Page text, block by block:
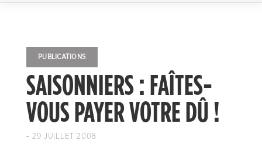
PUBLICATIONS
SAISONNIERS : FAÎTES-
VOUS PAYER VOTRE DÛ !
- 29 JUILLET 2008